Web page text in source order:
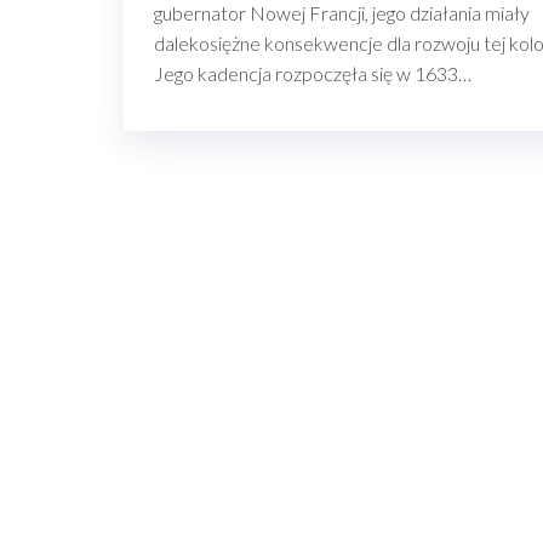
gubernator Nowej Francji, jego działania miały
dalekosiężne konsekwencje dla rozwoju tej
Jego kadencja rozpoczęła się w 1633…